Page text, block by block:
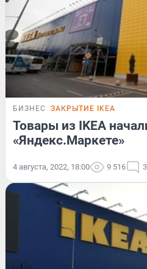
БИЗНЕС ЗАКРЫТИЕ IKEA
Товары из IKEA
«Яндекс.Маркете»
4 августа, 2022, 18:00 9 516